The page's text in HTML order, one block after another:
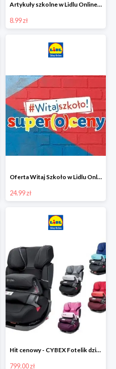
Artykuły szkolne w Lidlu Online od 8,99 zł
8.99 zł
Oferta Witaj Szkoło w Lidlu Online od 24,99 zł
24.99 zł
Hit cenowy - CYBEX Fotelik dziecięcy samochodowy Pallasfix grupa I-III, 9-36 kg
799.00 zł